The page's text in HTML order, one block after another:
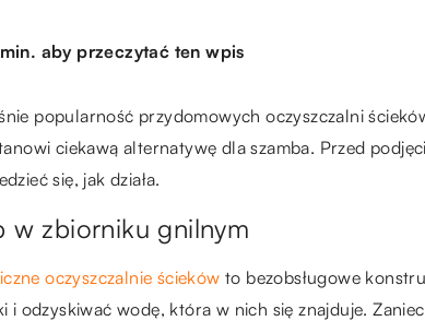
aby przeczytać ten wpis
popularność przydomowych oczyszczalni
ciekawą alternatywę dla szamba. Przed
się, jak działa.
w zbiorniku gnilnym
oczyszczalnie ścieków to bezobsługowe
i odzyskiwać wodę, która w nich się znajduje.